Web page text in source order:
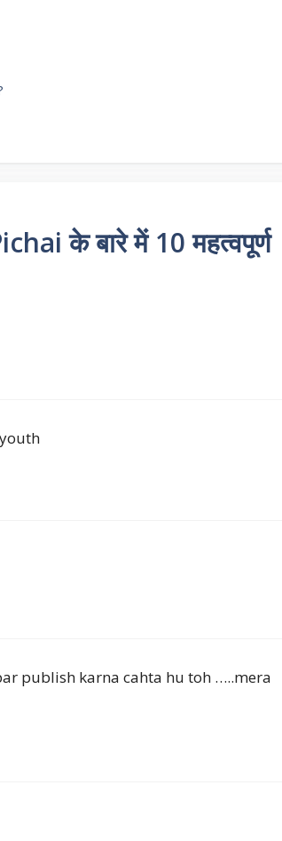
के बारे में 10 महत्वपूर्ण
publish karna cahta hu toh …..mera